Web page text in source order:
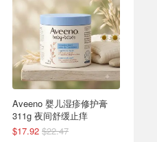
Aveeno 婴儿湿疹修护膏
311g 夜间舒缓止痒
$17.92 $22.47